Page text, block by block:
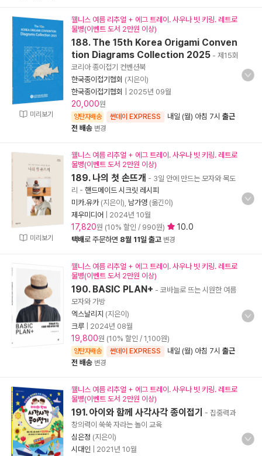
미리보기
웰니스 여름 리추얼 + 에그 트레이. 사우나 빗 키링. 레트로
물병(이벤트 도서 2만원 이상)
188. The 15th Korea Origami Conven
tion Diagrams Collection 2025 - 제15회
코리아 종이접기 컨벤션북
한국종이접기협회 (지은이)
한국종이접기협회
2025년 09월
20,000원
양탄자배송 썬데이 EXPRESS 내일 (월) 아침 7시 출근
전 배송 변경
미리보기
웰니스 여름 리추얼 + 에그 트레이. 사우나 빗 키링. 레트로
물병(이벤트 도서 2만원 이상)
189. 나의 첫 손뜨개 - 3일 안에 만드는 모자와 목도
리 - 핸드메이드 시크릿 레시피
미카.유카(지은이), 남가영 (옮긴이)
제우미디어
2024년 10월
17,820원 (10% 할인 / 990원) 10.0
택배로 주문하면 8월 11일 출고 변경
웰니스 여름 리추얼 + 에그 트레이. 사우나 빗 키링. 레트로
물병(이벤트 도서 2만원 이상)
190. BASIC PLAN+ - 코바늘로 뜨는 시원한 여름
모자와 가방
엑스날리지 (지은이)
크루
2024년 08월
19,800원 (10% 할인 / 1,100원)
양탄자배송 썬데이 EXPRESS 내일 (월) 아침 7시 출근
전 배송 변경
웰니스 여름 리추얼 + 에그 트레이. 사우나 빗 키링. 레트로
물병(이벤트 도서 2만원 이상)
191. 아이와 함께 사각사각 종이접기
- 집중력과
창의력이 쑥쑥 자라는 놀이 교육
심은정 (지은이)
시대인
2021년 10월